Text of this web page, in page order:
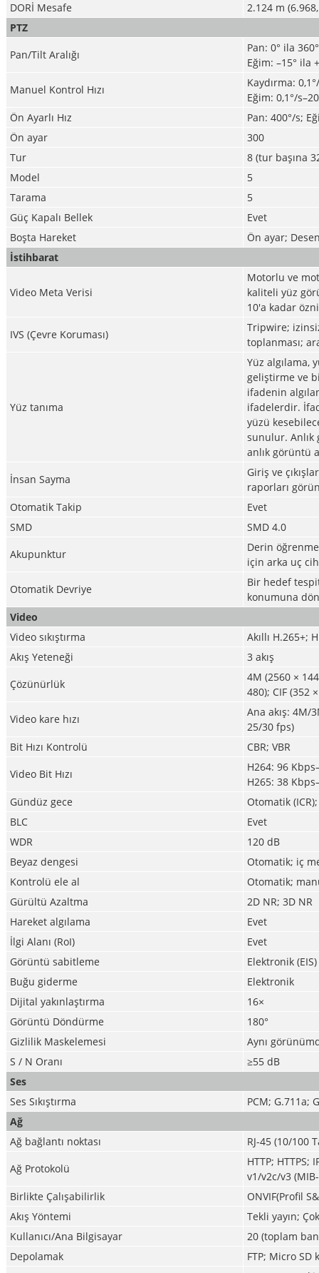
DORİ Mesafe
2.124 m
PTZ
Pan/Tilt Aralığı
Pan: 0° ila
Eğim: –15° ila
Manuel Kontrol Hızı
Kaydırma:
Eğim: 0,1°/
Ön Ayarlı Hız
Pan: 400°/s;
Ön ayar
300
Tur
8 (tur başına
Model
5
Tarama
5
Güç Kapalı Bellek
Evet
Boşta Hareket
Ön ayar;
İstihbarat
Video Meta Verisi
Motorlu ve
kaliteli yüz
10'a kadar
IVS (Çevre Koruması)
Tripwire;
toplanması;
Yüz tanıma
Yüz algılama,
geliştirme ve
ifadenin
ifadelerdir.
yüzü
sunulur. Anlık
anlık görüntü
İnsan Sayma
Giriş ve
raporları
Otomatik Takip
Evet
SMD
SMD 4.0
Akupunktur
Derin
için arka uç
Otomatik Devriye
Bir hedef
konumuna
Video
Video sıkıştırma
Akıllı H.265+;
Akış Yeteneği
3 akış
Çözünürlük
4M (2560 ×
480); CIF (352
Video kare hızı
Ana akış: 4M/
25/30 fps)
Bit Hızı Kontrolü
CBR; VBR
Video Bit Hızı
H264: 96
H265: 38
Gündüz gece
Otomatik
BLC
Evet
WDR
120 dB
Beyaz dengesi
Otomatik; iç
Kontrolü ele al
Otomatik;
Gürültü Azaltma
2D NR; 3D NR
Hareket algılama
Evet
İlgi Alanı (RoI)
Evet
Görüntü sabitleme
Elektronik (EIS)
Buğu giderme
Elektronik
Dijital yakınlaştırma
16×
Görüntü Döndürme
180°
Gizlilik Maskelemesi
Aynı
S / N Oranı
≥55 dB
Ses
Ses Sıkıştırma
PCM; G.711a;
Ağ
Ağ bağlantı noktası
RJ-45 (10/100
Ağ Protokolü
HTTP; HTTPS;
v1/v2c/v3 (MIB-
Birlikte Çalışabilirlik
ONVIF(Profil
Akış Yöntemi
Tekli yayın;
Kullanıcı/Ana Bilgisayar
20 (toplam
Depolamak
FTP; Micro SD